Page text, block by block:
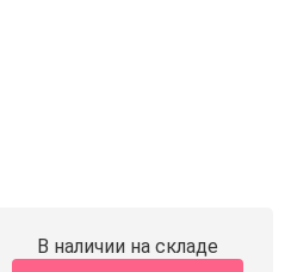
В наличии на складе